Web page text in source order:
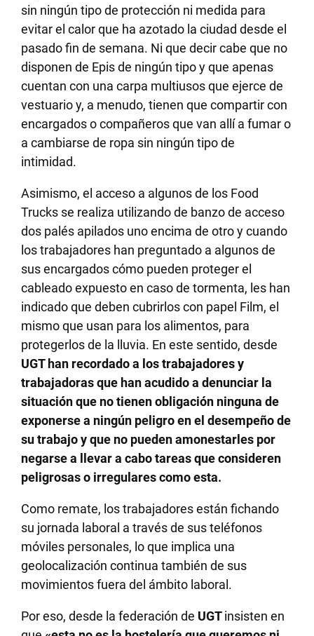
sin ningún tipo de protección ni medida para
evitar el calor que ha azotado la ciudad desde el
pasado fin de semana. Ni que decir cabe que no
disponen de Epis de ningún tipo y que apenas
cuentan con una carpa multiusos que ejerce de
vestuario y, a menudo, tienen que compartir con
encargados o compañeros que van allí a fumar o
a cambiarse de ropa sin ningún tipo de
intimidad.
Asimismo, el acceso a algunos de los Food
Trucks se realiza utilizando de banzo de acceso
dos palés apilados uno encima de otro y cuando
los trabajadores han preguntado a algunos de
sus encargados cómo pueden proteger el
cableado expuesto en caso de tormenta, les han
indicado que deben cubrirlos con papel Film, el
mismo que usan para los alimentos, para
protegerlos de la lluvia. En este sentido, desde
UGT han recordado a los trabajadores y
trabajadoras que han acudido a denunciar la
situación que no tienen obligación ninguna de
exponerse a ningún peligro en el desempeño de
su trabajo y que no pueden amonestarles por
negarse a llevar a cabo tareas que consideren
peligrosas o irregulares como esta.
Como remate, los trabajadores están fichando
su jornada laboral a través de sus teléfonos
móviles personales, lo que implica una
geolocalización continua también de sus
movimientos fuera del ámbito laboral.
Por eso, desde la federación de UGTinsisten en